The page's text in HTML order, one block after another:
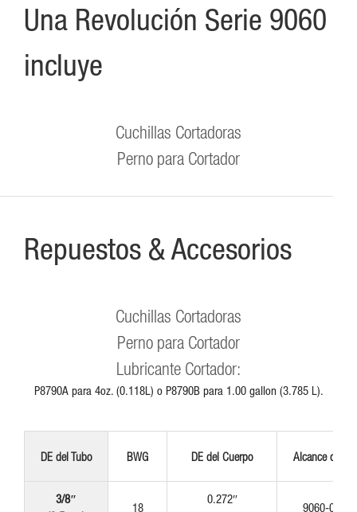
Una Revolución Serie 9060
incluye
Cuchillas Cortadoras
Perno para Cortador
Repuestos & Accesorios
Cuchillas Cortadoras
Perno para Cortador
Lubricante Cortador:
P8790A para 4oz. (0.118L) o P8790B para 1.00 gallon (3.785 L).
DE del Tubo BWG DE del Cuerpo Alcance de 6″
3/8″
18
0.272″
9060-050